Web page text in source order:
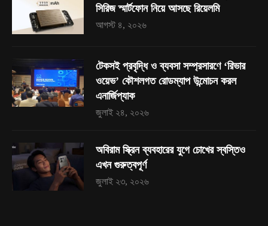
সিরিজ স্মার্টফোন নিয়ে আসছে রিয়েলমি
আগস্ট ৪, ২০২৬
টেকসই প্রবৃদ্ধি ও ব্যবসা সম্প্রসারণে ‘রিভার
ওয়েভ’ কৌশলগত রোডম্যাপ উন্মোচন করল
এনার্জিপ্যাক
জুলাই ২৪, ২০২৬
অবিরাম স্ক্রিন ব্যবহারের যুগে চোখের স্বস্তিও
এখন গুরুত্বপূর্ণ
জুলাই ২৩, ২০২৬